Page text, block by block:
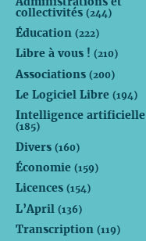
collectivités (244)
Éducation (222)
Libre à vous ! (210)
Associations (200)
Le Logiciel Libre (194)
Intelligence artificielle
(185)
Divers (160)
Économie (159)
Licences (154)
L’April (136)
Transcription (119)